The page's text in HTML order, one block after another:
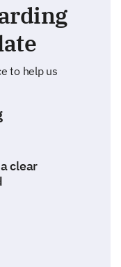
to help us
clear